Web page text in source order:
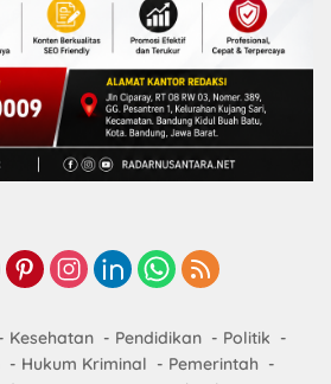
Kesehatan Pendidikan
Politik
Hukum Kriminal
Pemerintah